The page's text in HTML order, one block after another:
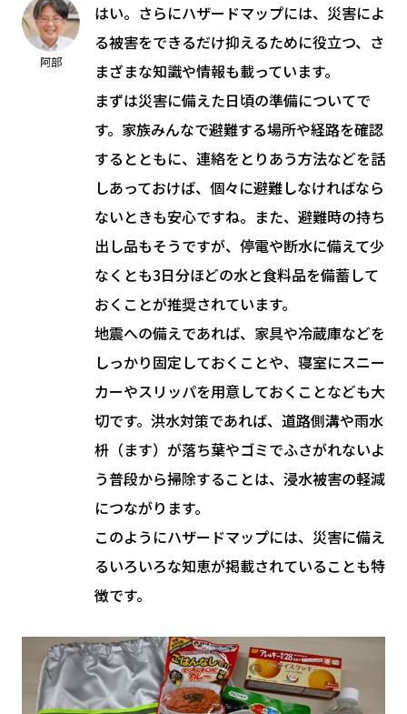
阿部
はい。さらにハザードマップには、災害によ
る被害をできるだけ抑えるために役立つ、さ
まざまな知識や情報も載っています。
まずは災害に備えた日頃の準備についてで
す。家族みんなで避難する場所や経路を確認
するとともに、連絡をとりあう方法などを話
しあっておけば、個々に避難しなければなら
ないときも安心ですね。また、避難時の持ち
出し品もそうですが、停電や断水に備えて少
なくとも3日分ほどの水と食料品を備蓄して
おくことが推奨されています。
地震への備えであれば、家具や冷蔵庫などを
しっかり固定しておくことや、寝室にスニー
カーやスリッパを用意しておくことなども大
切です。洪水対策であれば、道路側溝や雨水
枡（ます）が落ち葉やゴミでふさがれないよ
う普段から掃除することは、浸水被害の軽減
につながります。
このようにハザードマップには、災害に備え
るいろいろな知恵が掲載されていることも特
徴です。